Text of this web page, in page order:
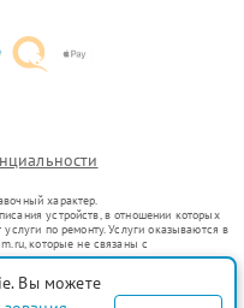
характер.
устройств, в отношении которых
по ремонту. Услуги оказываются в
которые не связаны с
представителями.
в гражданский оборот в соответствии
услуг или введения
Вы можете